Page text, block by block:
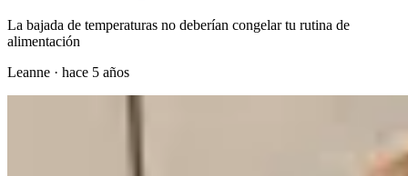
La bajada de temperaturas no deberían congelar tu rutina de
alimentación
Leanne · hace 5 años